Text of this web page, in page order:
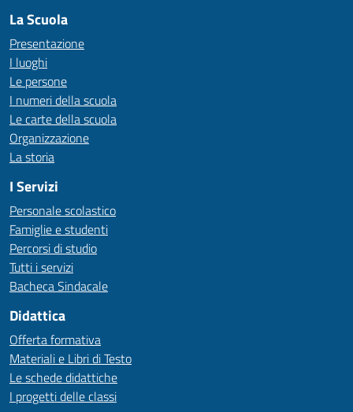
La Scuola
Presentazione
I luoghi
Le persone
I numeri della scuola
Le carte della scuola
Organizzazione
La storia
I Servizi
Personale scolastico
Famiglie e studenti
Percorsi di studio
Tutti i servizi
Bacheca Sindacale
Didattica
Offerta formativa
Materiali e Libri di Testo
Le schede didattiche
I progetti delle classi